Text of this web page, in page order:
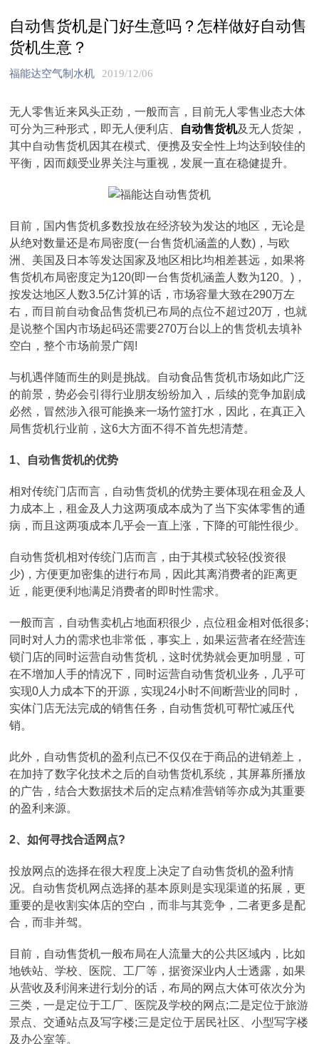
自动售货机是门好生意吗？怎样做好自动售
货机生意？
福能达空气制水机 2019/12/06
无人零售近来风头正劲，一般而言，目前无人零售业态大体
可分为三种形式，即无人便利店、 自动售货机及无人货架，
其中自动售货机因其在模式、便携及安全性上均达到较佳的
平衡，因而颇受业界关注与重视，发展一直在稳健提升。
目前，国内售货机多数投放在经济较为发达的地区，无论是
从绝对数量还是布局密度(一台售货机涵盖的人数)，与欧
洲、美国及日本等发达国家及地区相比均相差甚远，如果将
售货机布局密度定为120(即一台售货机涵盖人数为120。)，
按发达地区人数3.5亿计算的话，市场容量大致在290万左
右，而目前自动食品售货机已布局的点位不超过20万，也就
是说整个国内市场起码还需要270万台以上的售货机去填补
空白，整个市场前景广阔!
与机遇伴随而生的则是挑战。自动食品售货机市场如此广泛
的前景，势必会引得行业朋友纷纷加入，后续的竞争加剧成
必然，冒然涉入很可能换来一场竹篮打水，因此，在真正入
局售货机行业前，这6大方面不得不首先想清楚。
1、自动售货机的优势
相对传统门店而言，自动售货机的优势主要体现在租金及人
力成本上，租金及人力这两项成本成为了当下实体零售的通
病，而且这两项成本几乎会一直上涨，下降的可能性很少。
自动售货机相对传统门店而言，由于其模式较轻(投资很
少)，方便更加密集的进行布局，因此其离消费者的距离更
近，能更便利地满足消费者的即时性需求。
一般而言，自动售卖机占地面积很少，点位租金相对低很多;
同时对人力的需求也非常低，事实上，如果运营者在经营连
锁门店的同时运营自动售货机，这时优势就会更加明显，可
在不增加人手的情况下，同时运营自动售货机业务，几乎可
实现0人力成本下的开源，实现24小时不间断营业的同时，
实体门店无法完成的销售任务，自动售货机可帮忙减压代
销。
此外，自动售货机的盈利点已不仅仅在于商品的进销差上，
在加持了数字化技术之后的自动售货机系统，其屏幕所播放
的广告，结合大数据技术后的定点精准营销等亦成为其重要
的盈利来源。
2、如何寻找合适网点?
投放网点的选择在很大程度上决定了自动售货机的盈利情
况。自动售货机网点选择的基本原则是实现渠道的拓展，更
重要的是收割实体店的空白，而非与其竞争，二者更多是配
合，而非并驾。
目前，自动售货机一般布局在人流量大的公共区域内，比如
地铁站、学校、医院、工厂等，据资深业内人士透露，如果
从营收及利润来进行划分的话，布局的网点大体可依次分为
三类，一是定位于工厂、医院及学校的网点;二是定位于旅游
景点、交通站点及写字楼;三是定位于居民社区、小型写字楼
及办公室等。